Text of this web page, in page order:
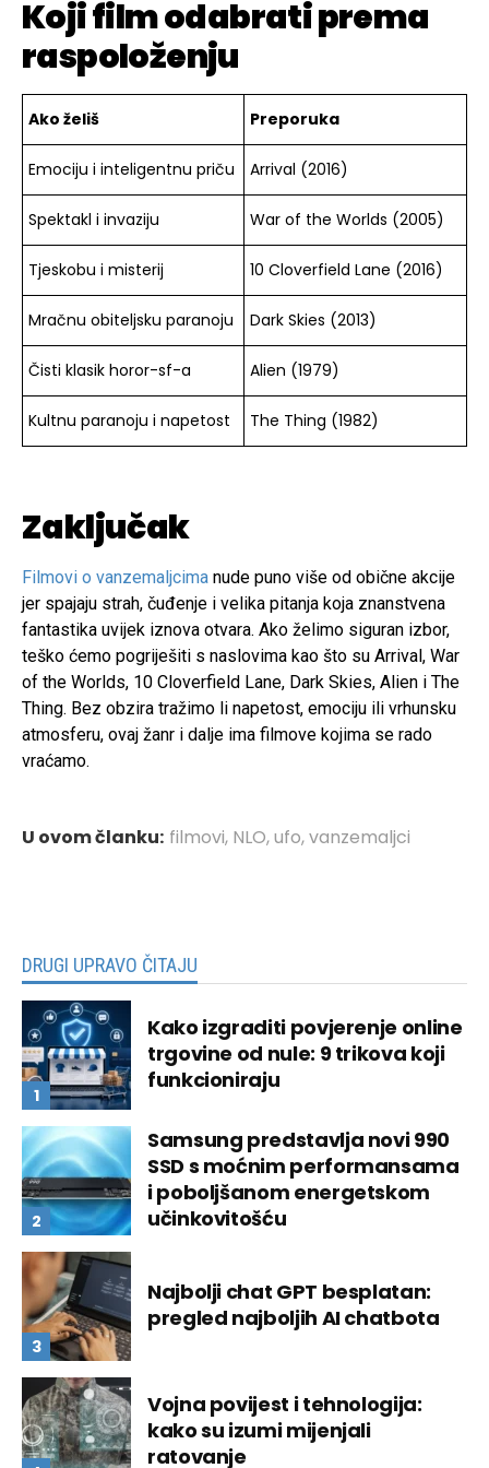
Koji film odabrati prema
raspoloženju
Ako želiš Preporuka
Emociju i inteligentnu priču Arrival (2016)
Spektakl i invaziju War of the Worlds (2005)
Tjeskobu i misterij 10 Cloverfield Lane (2016)
Mračnu obiteljsku paranoju Dark Skies (2013)
Čisti klasik horor-sf-a Alien (1979)
Kultnu paranoju i napetost The Thing (1982)
Zaključak
Filmovi o vanzemaljcima nude puno više od obične akcije
jer spajaju strah, čuđenje i velika pitanja koja znanstvena
fantastika uvijek iznova otvara. Ako želimo siguran izbor,
teško ćemo pogriješiti s naslovima kao što su Arrival, War
of the Worlds, 10 Cloverfield Lane, Dark Skies, Alien i The
Thing. Bez obzira tražimo li napetost, emociju ili vrhunsku
atmosferu, ovaj žanr i dalje ima filmove kojima se rado
vraćamo.
U ovom članku: filmovi, NLO,ufo,vanzemaljci
DRUGI UPRAVO ČITAJU
Kako izgraditi povjerenje online
trgovine od nule: 9 trikova koji
funkcioniraju
Samsung predstavlja novi 990
SSD s moćnim performansama
i poboljšanom energetskom
učinkovitošću
Najbolji chat GPT besplatan:
pregled najboljih AI chatbota
Vojna povijest i tehnologija:
kako su izumi mijenjali
ratovanje